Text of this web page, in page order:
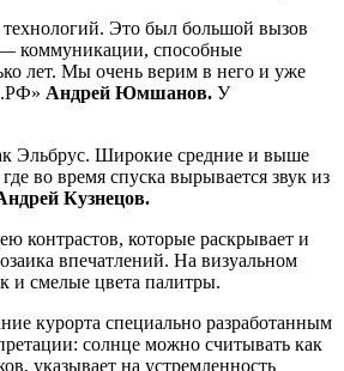
Это был большой вызов
— коммуникации, способные
лет. Мы очень верим в него и уже
Андрей Юмшанов. У
Эльбрус. Широкие средние и выше
во время спуска вырывается звук из
Кузнецов.
контрастов, которые раскрывает и
впечатлений. На визуальном
и смелые цвета палитры.
курорта специально разработанным
солнце можно считывать как
указывает на устремленность